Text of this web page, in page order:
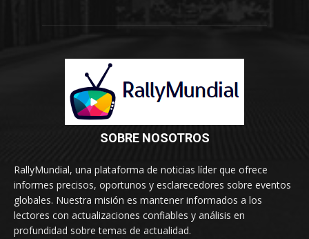
SOBRE NOSOTROS
RallyMundial, una plataforma de noticias líder que ofrece
informes precisos, oportunos y esclarecedores sobre eventos
globales. Nuestra misión es mantener informados a los
lectores con actualizaciones confiables y análisis en
profundidad sobre temas de actualidad.